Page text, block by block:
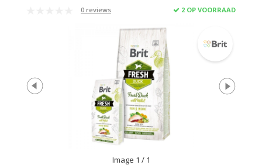
0 reviews 2 OP VOORRAAD
Image 1 / 1